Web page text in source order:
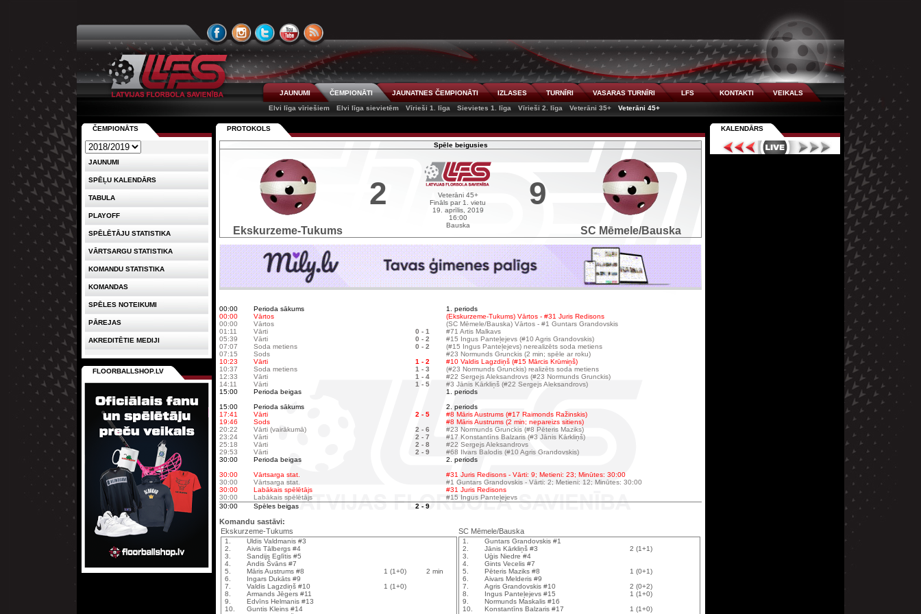
JAUNUMI ČEMPIONĀTI JAUNATNES ČEMPIONĀTI IZLASES TURNĪRI VASARAS TURNĪRI LFS KONTAKTI
VEIKALS
Elvi līga vīriešiem
Elvi līga sievietēm Vīrieši 1. līga Sievietes 1. līga Vīrieši 2. līga Veterāni 35+ Veterāni 45+
PROTOKOLS
Spēle beigusies
Ekskurzeme-Tukums
2
Veterāni 45+
Fināls par 1. vietu
19. aprīlis, 2019
16:00
Bauska
9
SC Mēmele/Bauska
00:00 Perioda sākums
1. periods
00:00
Vārtos
(Ekskurzeme-Tukums) Vārtos - #31 Juris Redisons
00:00
Vārtos
(SC Mēmele/Bauska) Vārtos - #1 Guntars Grandovskis
01:11
Vārti 0 - 1
#71 Artis Malkavs
05:39
Vārti 0 - 2
#15 Ingus Panteļejevs (#10 Agris Grandovskis)
07:07
Soda metiens 0 - 2
(#15 Ingus Panteļejevs) nerealizēts soda metiens
07:15
Sods
#23 Normunds Grunckis (2 min; spēle ar roku)
10:23
Vārti 1 - 2
#10 Valdis Lagzdiņš (#15 Mārcis Krūmiņš)
10:37
Soda metiens 1 - 3
(#23 Normunds Grunckis) realizēts soda metiens
12:33
Vārti 1 - 4
#22 Sergejs Aleksandrovs (#23 Normunds Grunckis)
14:11
Vārti 1 - 5
#3 Jānis Kārkliņš (#22 Sergejs Aleksandrovs)
15:00
Perioda beigas
1. periods
15:00
Perioda sākums
2. periods
17:41
Vārti 2 - 5
#8 Māris Austrums (#17 Raimonds Ražinskis)
19:46
Sods
#8 Māris Austrums (2 min; nepareizs sitiens)
20:22
Vārti (vairākumā) 2 - 6
#23 Normunds Grunckis (#8 Pēteris Maziks)
23:24
Vārti 2 - 7
#17 Konstantīns Balzaris (#3 Jānis Kārkliņš)
25:18
Vārti 2 - 8
#22 Sergejs Aleksandrovs
29:53
Vārti 2 - 9
#68 Ilvars Balodis (#10 Agris Grandovskis)
30:00
Perioda beigas
2. periods
30:00
Vārtsarga stat.
#31 Juris Redisons - Vārti: 9; Metieni: 23; Minūtes: 30:00
30:00
Vārtsarga stat.
#1 Guntars Grandovskis - Vārti: 2; Metieni: 12; Minūtes: 30:00
30:00
Labākais spēlētājs
#31 Juris Redisons
30:00
Labākais spēlētājs
#15 Ingus Panteļejevs
30:00
Spēles beigas 2 - 9
Komandu sastāvi:
Ekskurzeme-Tukums
SC Mēmele/Bauska
1.
Uldis Valdmanis #3
2.
Aivis Tālbergs #4
3.
Sandijs Eglītis #5
4.
Andis Švāns #7
5.
Māris Austrums #8 1 (1+0)
2 min
6.
Ingars Dukāts #9
7.
Valdis Lagzdiņš #10
1 (1+0)
8.
Armands Jēgers #11
9.
Edvīns Helmanis #13
10.
Guntis Kleins #14
1.
Guntars Grandovskis #1
2.
Jānis Kārkliņš #3
2 (1+1)
3.
Uģis Niedre #4
4.
Gints Vecelis #7
5.
Pēteris Maziks #8
1 (0+1)
6.
Aivars Melderis #9
7.
Agris Grandovskis #10
2 (0+2)
8.
Ingus Panteļejevs #15
1 (1+0)
9.
Normunds Maskalis #16
10.
Konstantīns Balzaris #17
1 (1+0)
ČEMPIONĀTS
JAUNUMI
SPĒĻU KALENDĀRS
TABULA
PLAYOFF
SPĒLĒTĀJU STATISTIKA
VĀRTSARGU STATISTIKA
KOMANDU STATISTIKA
KOMANDAS
SPĒLES NOTEIKUMI
PĀREJAS
AKREDITĒTIE MEDIJI
FLOORBALLSHOP.LV
KALENDĀRS